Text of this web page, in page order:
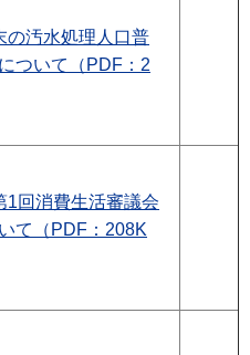
の汚水処理人口普
ついて（PDF：2
1回消費生活審議会
て（PDF：208K